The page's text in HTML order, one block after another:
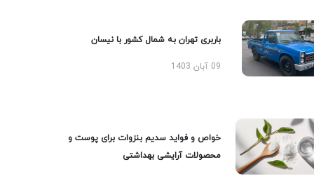
باربری تهران به شمال کشور با نیسان
09 آبان 1403
خواص و فواید سدیم بنزوات برای پوست و
محصولات آرایشی بهداشتی